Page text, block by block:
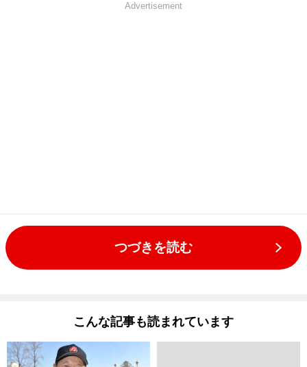
Advertisement
つづきを読む
こんな記事も読まれています